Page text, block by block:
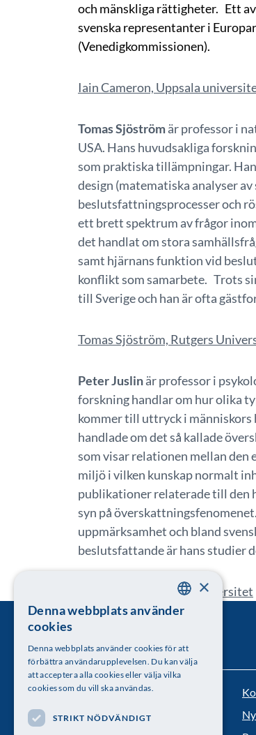
och mänskliga rättigheter. Ett
svenska representanter i
(Venedigkommissionen).
Iain Cameron, Uppsala
Tomas Sjöströmär professor i
USA. Hans huvudsakliga
som praktiska tillämpningar.
design (matematiska analyser
beslutsfattningsprocesser och
ett brett spektrum av frågor
det handlat om stora
samt hjärnans funktion vid
konflikt som samarbete. Trots
till Sverige och han är ofta
Tomas Sjöström, Rutgers
Peter Juslinär professor i
forskning handlar om hur olika
kommer till uttryck i
handlade om det så kallade
som visar relationen mellan
miljö i vilken kunskap normalt
publikationer relaterade till den
syn på
uppmärksamhet och bland
beslutsfattande är hans studier
Peter Juslin, Uppsala universitet
Kungl. Vetenskapsakademien
Besöksadress: Lilla Frescativägen 4A
SWEDISH
×
Denna webbplats använder
cookies
Denna webbplats använder cookies för att
förbättra användarupplevelsen. Du kan välja
att acceptera alla cookies eller välja vilka
cookies som du vill ska användas.
STRIKT NÖDVÄNDIGT